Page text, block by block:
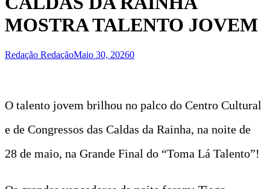
MOSTRA TALENTO JOVEM
Redação RedaçãoMaio 30, 20260
O talento jovem brilhou no palco do Centro Cultural
e de Congressos das Caldas da Rainha, na noite de
28 de maio, na Grande Final do “Toma Lá Talento”!